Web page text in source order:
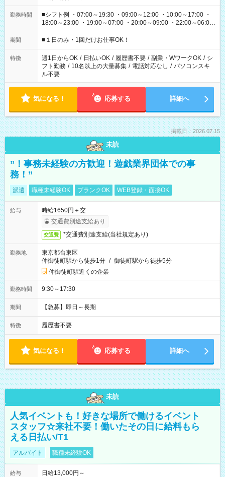
勤務時間
■シフト例 ・07:00～19:30 ・09:00～12:00 ・10:00～17:00 ・
18:00～23:00 ・19:00～07:00 ・20:00～09:00 ・22:00～06:00
etc ★最短で3時間で5,120円のお仕事から 15時間で2万円近く稼
げるお仕事も！ ご希望のお時間に合わせてご紹介！ ※シフトは
ください！
期間 ■１日のみ・1回だけお仕事OK！
特徴 週1日からOK / 日払いOK / 履歴書不要 / 副業・WワークOK / シ
フト勤務 / 10名以上の大量募集 / 電話対応なし / パソコンスキ
ル不要
気になる！ 応募する 詳細へ
掲載日：2026.07.15
未読
”！事務未経験の方歓迎！遊戯業界団体での事
務！”
派遣 職種未経験OK ブランクOK WEB登録・面接OK
給与
時給1650円＋交
交通費別途支給あり
交通費 *交通費別途支給(当社規定あり)
勤務地
東京都台東区
仲御徒町駅から徒歩1分 / 御徒町駅から徒歩5分
仲御徒町駅近くの企業
勤務時間 9:30～17:30
期間 【急募】即日～長期
特徴 履歴書不要
気になる！ 応募する 詳細へ
未読
人気イベントも！好きな場所で働けるイベント
スタッフ☆来社不要！働いたその日に給料もら
える日払い/T1
アルバイト 職種未経験OK
給与
日給13,000円～